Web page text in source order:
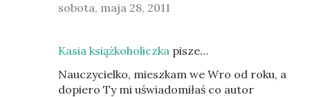
sobota, maja 28, 2011
Kasia książkoholiczka pisze…
Nauczycielko, mieszkam we Wro od roku, a
dopiero Ty mi uświadomiłaś co autor